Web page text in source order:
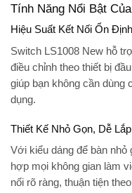
Tính Năng Nổi Bật
Hiệu Suất Kết Nối Ổn Định
Switch LS1008 New hỗ
điều chỉnh theo thiết bị
giúp bạn không cần dùng
dụng.
Thiết Kế Nhỏ Gọn, Dễ
Với kiểu dáng để bàn nhỏ
hợp mọi không gian làm
nối rõ ràng, thuận tiện